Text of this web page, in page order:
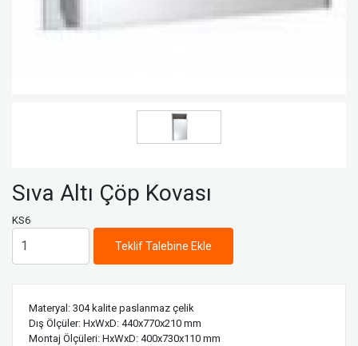
Sıva Altı Çöp Kovası
KS6
Teklif Talebine Ekle
Materyal: 304 kalite paslanmaz çelik
Dış Ölçüler: HxWxD: 440x770x210 mm
Montaj Ölçüleri: HxWxD: 400x730x110 mm